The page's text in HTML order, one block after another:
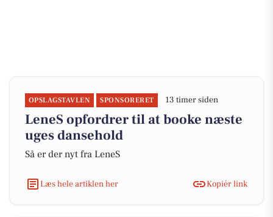
OPSLAGSTAVLEN SPONSORERET 13 timer siden
LeneS opfordrer til at booke næste
uges dansehold
Så er der nyt fra LeneS
Læs hele artiklen her Kopiér link